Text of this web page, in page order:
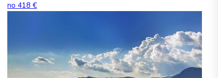
no 418 €